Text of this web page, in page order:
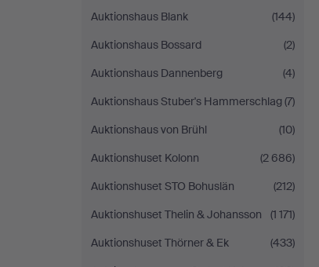
Auktionshaus Blank
(144)
Auktionshaus Bossard
(2)
Auktionshaus Dannenberg
(4)
Auktionshaus Stuber's Hammerschlag(7)
Auktionshaus von Brühl
(10)
Auktionshuset Kolonn
(2 686)
Auktionshuset STO Bohuslän
(212)
Auktionshuset Thelin & Johansson
(1 171)
Auktionshuset Thörner & Ek
(433)